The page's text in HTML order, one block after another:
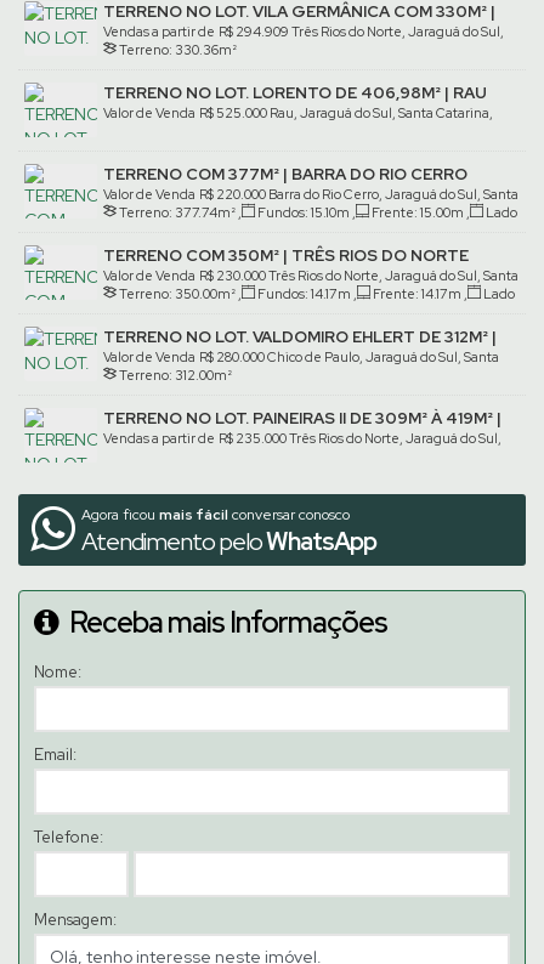
TERRENO NO LOT. VILA GERMÂNICA COM 330M² |
TRÊS RIOS DO NORTE
R$ 294.909
Vendas a partir de
Três Rios do Norte, Jaraguá do Sul,
Santa Catarina, Brasil
Terreno: 330.36m²
TERRENO NO LOT. LORENTO DE 406,98M² | RAU
R$ 525.000
Valor de Venda
Rau, Jaraguá do Sul, Santa Catarina,
TERRENO COM 377M² | BARRA DO RIO CERRO
R$ 220.000
Valor de Venda
Barra do Rio Cerro, Jaraguá do Sul, Santa
Catarina, Brasil
Terreno: 377.74m² , Fundos: 15.10m , Frente: 15.00m ,
Lado
TERRENO COM 350M² | TRÊS RIOS DO NORTE
R$ 230.000
Valor de Venda
Três Rios do Norte, Jaraguá do Sul, Santa
Catarina, Brasil
Terreno: 350.00m² , Fundos: 14.17m , Frente: 14.17m ,
Lado
TERRENO NO LOT. VALDOMIRO EHLERT DE 312M² |
CHICO DE PAULO
R$ 280.000
Valor de Venda
Chico de Paulo, Jaraguá do Sul, Santa
Catarina, Brasil
Terreno: 312.00m²
TERRENO NO LOT. PAINEIRAS II DE 309M² À 419M² |
TRÊS RIOS DO NORTE
R$ 235.000
Vendas a partir de
Três Rios do Norte, Jaraguá do Sul,
Agora ficou mais fácil conversar conosco
Atendimento peloWhatsApp
Receba mais Informações
Nome:
Email:
Telefone:
Mensagem: